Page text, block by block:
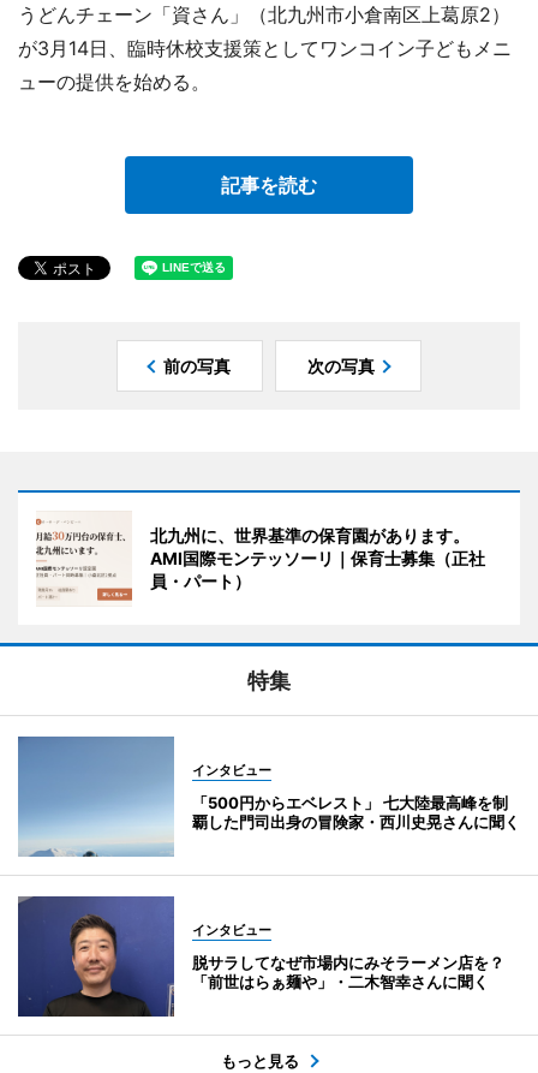
うどんチェーン「資さん」（北九州市小倉南区上葛原2）
が3月14日、臨時休校支援策としてワンコイン子どもメニ
ューの提供を始める。
記事を読む
前の写真 次の写真
北九州に、世界基準の保育園があります。
AMI国際モンテッソーリ｜保育士募集（正社
員・パート）
特集
インタビュー
「500円からエベレスト」 七大陸最高峰を制
覇した門司出身の冒険家・西川史晃さんに聞く
インタビュー
脱サラしてなぜ市場内にみそラーメン店を？
「前世はらぁ麺や」・二木智幸さんに聞く
もっと見る